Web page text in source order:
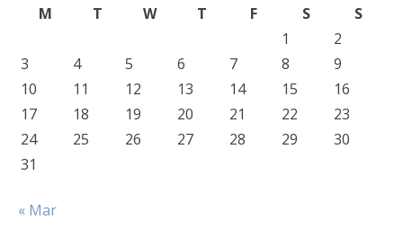
M
T W T F S
S
1
2
3
4 5 6 7 8
9
10
11 12 13 14 15
16
17
18 19 20 21 22
23
24
25 26 27 28 29
30
31
« Mar